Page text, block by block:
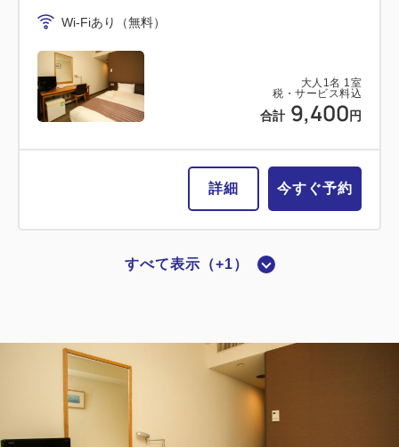
大人 1 名 1 室
税・サービス料込
合計 9,400円
Wi-Fiあり（無料）
詳細 今すぐ予約
シングルサイズ / 幅90-130cm×1
Wi-Fiあり（無料）
すべて表示（+1）